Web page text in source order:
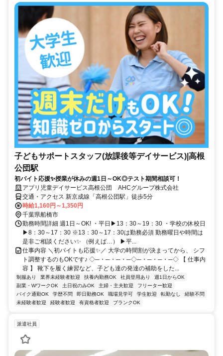
子どもサポートスタッフ(放課後等デイサービス)|高根
公団駅
初バイト応援✨授業が休みの週1日～OK◎テスト期間相談可！
アプリ児童デイサービス高根公団 AHCグループ株式会社
交通・アクセス 新京成線「高根公団駅」徒歩5分
時給1,160円～1,350円
千葉県船橋市
勤務時間詳細 週1日～OK! ・平日▶13：30～19：30 ・学校の休校日
▶8：30～17：30 ※13：30～17：30は勤務必須 勤務曜日や時間は
是非ご相談ください✨ （例えば…） ▶平...
仕事内容 ＼初バイトも応援✨／ 大学の時間割が決まってから、 シフ
ト調整するのもOKです♪ ◇─・─・─・─◇─・─・─・─◇ 【 仕事内
容 】 靴下を履く練習など、子ども達の発達の補助をした...
制服あり 業界未経験者歓迎 扶養内勤務OK 社員登用あり
週1日からOK
副業・WワークOK
土日祝のみOK 主婦・主夫歓迎
フリーター歓迎
バイク通勤OK
学歴不問 即日勤務OK 職場見学可 学生歓迎 転勤なし
経験不問
未経験者歓迎
経験者歓迎 有資格者歓迎 ブランクOK
派遣社員